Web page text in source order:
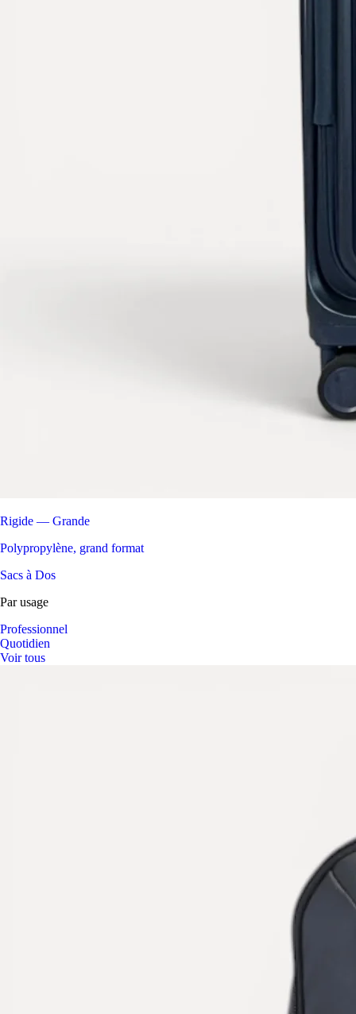
Rigide — Grande
Polypropylène, grand format
Sacs à Dos
Par usage
Professionnel
Quotidien
Voir tous